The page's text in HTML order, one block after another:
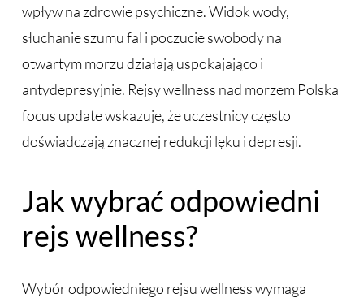
wpływ na zdrowie psychiczne. Widok wody,
słuchanie szumu fal i poczucie swobody na
otwartym morzu działają uspokajająco i
antydepresyjnie. Rejsy wellness nad morzem Polska
focus update wskazuje, że uczestnicy często
doświadczają znacznej redukcji lęku i depresji.
Jak wybrać odpowiedni
rejs wellness?
Wybór odpowiedniego rejsu wellness wymaga